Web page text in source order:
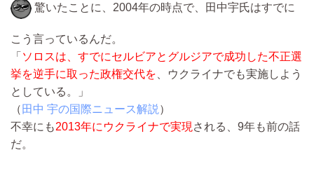
驚いたことに、2004年の時点で、田中宇氏はすでに
こう言っているんだ。
「 ソロスは、すでにセルビアとグルジアで成功した不正選
挙を逆手に取った政権交代を 、ウクライナでも実施しよう
としている。」
（ 田中 宇の国際ニュース解説 ）
不幸にも2013年にウクライナで実現 される、9年も前の話
だ。